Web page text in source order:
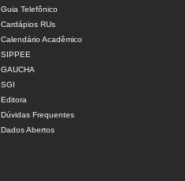
Guia Telefônico
Cardápios RUs
Calendário Acadêmico
SIPPEE
GAUCHA
SGI
Editora
Dúvidas Frequentes
Dados Abertos